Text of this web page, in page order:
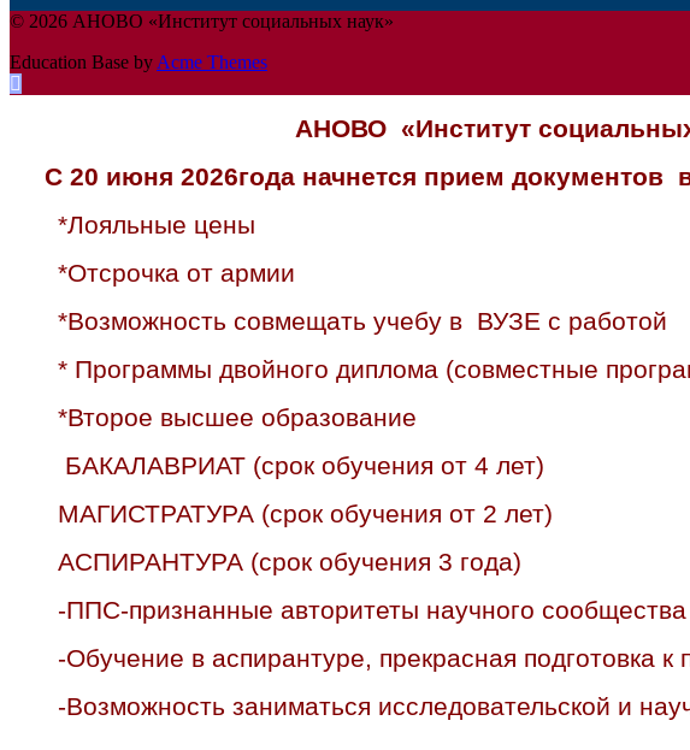
© 2026 АНОВО «Институт социальных наук»
Education Base by Acme Themes
АНОВО «Институт
С 20 июня 2026года начнется прием
*Лояльные цены
*Отсрочка от армии
*Возможность совмещать учебу в ВУЗЕ с работой
* Программы двойного диплома (совместные
*Второе высшее образование
БАКАЛАВРИАТ (срок обучения от 4 лет)
МАГИСТРАТУРА (срок обучения от 2 лет)
АСПИРАНТУРА (срок обучения 3 года)
-ППС-признанные авторитеты научного сообщества
-Обучение в аспирантуре, прекрасная подготовка
-Возможность заниматься исследовательской и